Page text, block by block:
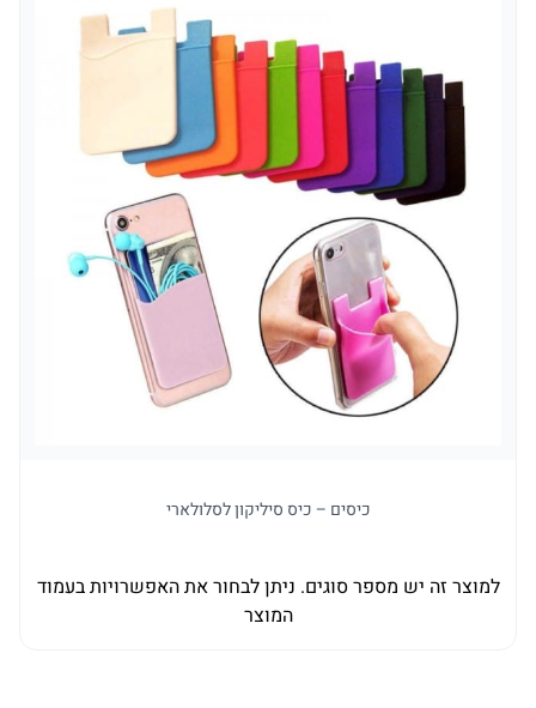
כיסים – כיס סיליקון לסלולארי
למוצר זה יש מספר סוגים. ניתן לבחור את האפשרויות בעמוד
המוצר